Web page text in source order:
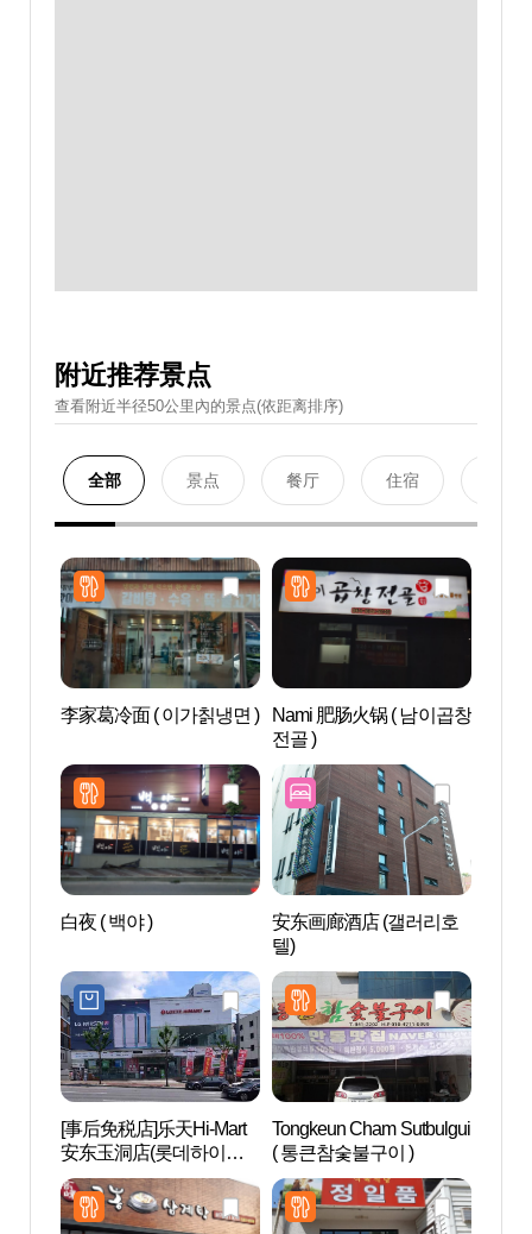
附近推荐景点
查看附近半径50公里內的景点(依距离排序)
全部 景点 餐厅 住宿
李家葛冷面 ( 이가칡냉면 )
Nami 肥肠火锅 ( 남이곱창
전골 )
白夜 ( 백야 )
安东画廊酒店 (갤러리호
텔)
[事后免税店]乐天Hi-Mart
安东玉洞店(롯데하이마
트 안동옥동점)
Tongkeun Cham Sutbulgui
( 통큰참숯불구이 )